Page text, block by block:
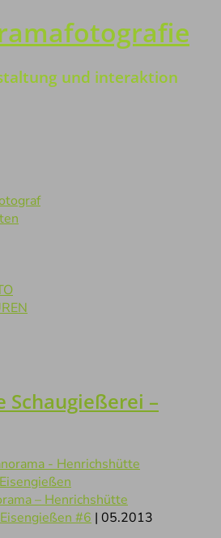
und interaktion
–
– Henrichshütte
#6 | 05.2013